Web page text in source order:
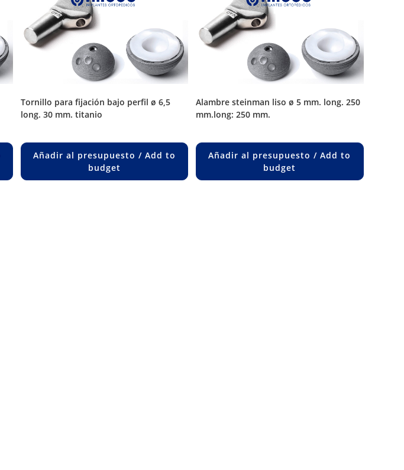
tornillo para fijación bajo perfil ø 6,5
long. 30 mm. titanio
Añadir al presupuesto / Add to
budget
alambre steinman liso ø 5 mm. long. 250
mm.long: 250 mm.
Añadir al presupuesto / Add to
budget